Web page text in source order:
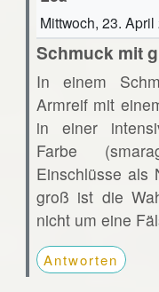
Mittwoch, 23.
Schmuck mit
In einem
Armreif mit
in einer
Farbe
Einschlüsse als
groß ist die
nicht um eine
Antworten